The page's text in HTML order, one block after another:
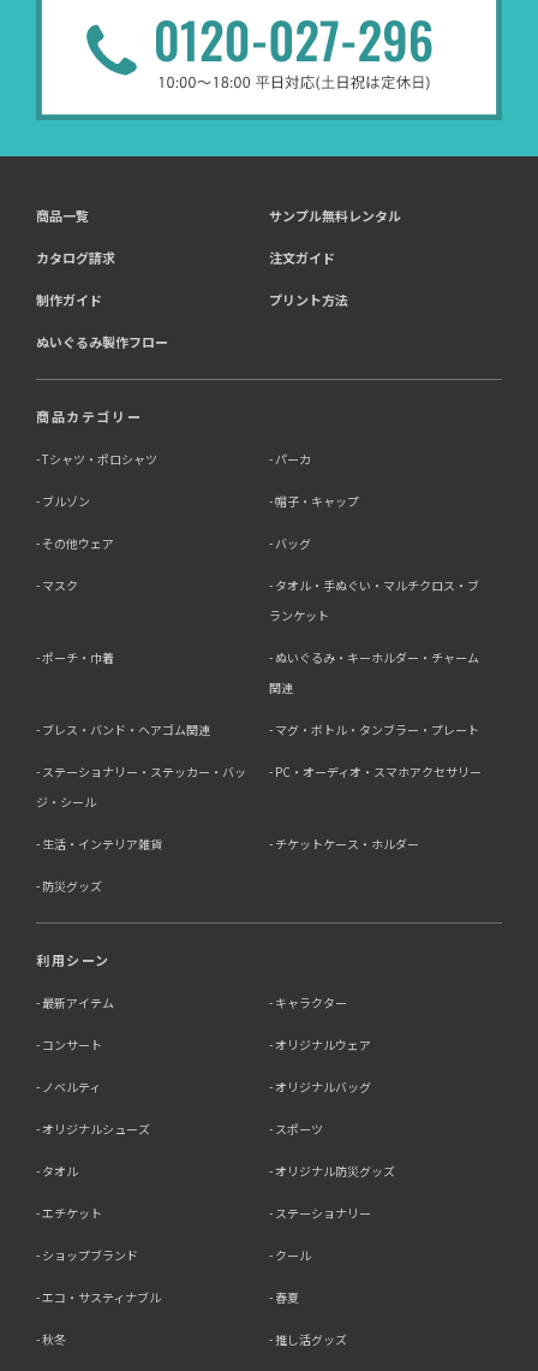
商品一覧 サンプル無料レンタル
カタログ請求 注文ガイド
制作ガイド プリント方法
ぬいぐるみ製作フロー
商品カテゴリー
Tシャツ・ポロシャツ パーカ
ブルゾン 帽子・キャップ
その他ウェア バッグ
マスク
タオル・手ぬぐい・マルチクロス・ブ
ランケット
ポーチ・巾着
ぬいぐるみ・キーホルダー・チャーム
関連
ブレス・バンド・ヘアゴム関連 マグ・ボトル・タンブラー・プレート
ステーショナリー・ステッカー・バッ
ジ・シール
PC・オーディオ・スマホアクセサリー
生活・インテリア雑貨 チケットケース・ホルダー
防災グッズ
利用シーン
最新アイテム キャラクター
コンサート オリジナルウェア
ノベルティ オリジナルバッグ
オリジナルシューズ スポーツ
タオル オリジナル防災グッズ
エチケット ステーショナリー
ショップブランド クール
エコ・サスティナブル 春夏
秋冬 推し活グッズ